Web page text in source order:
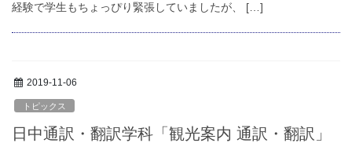
お問い合わせ
経験で学生もちょっぴり緊張していましたが、 […]
2019-11-06
トピックス
日中通訳・翻訳学科「観光案内 通訳・翻訳」